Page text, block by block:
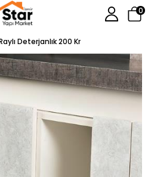
0
Deterjanlık 200 Kr